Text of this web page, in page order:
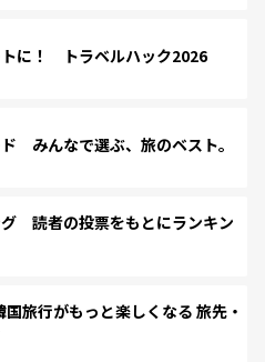
に！ トラベルハック2026
みんなで選ぶ、旅のベスト。
読者の投票をもとにランキン
旅行がもっと楽しくなる 旅先・